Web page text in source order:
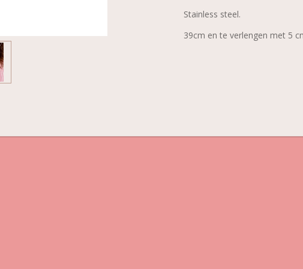
Stainless steel.
39cm en te verlengen met 5